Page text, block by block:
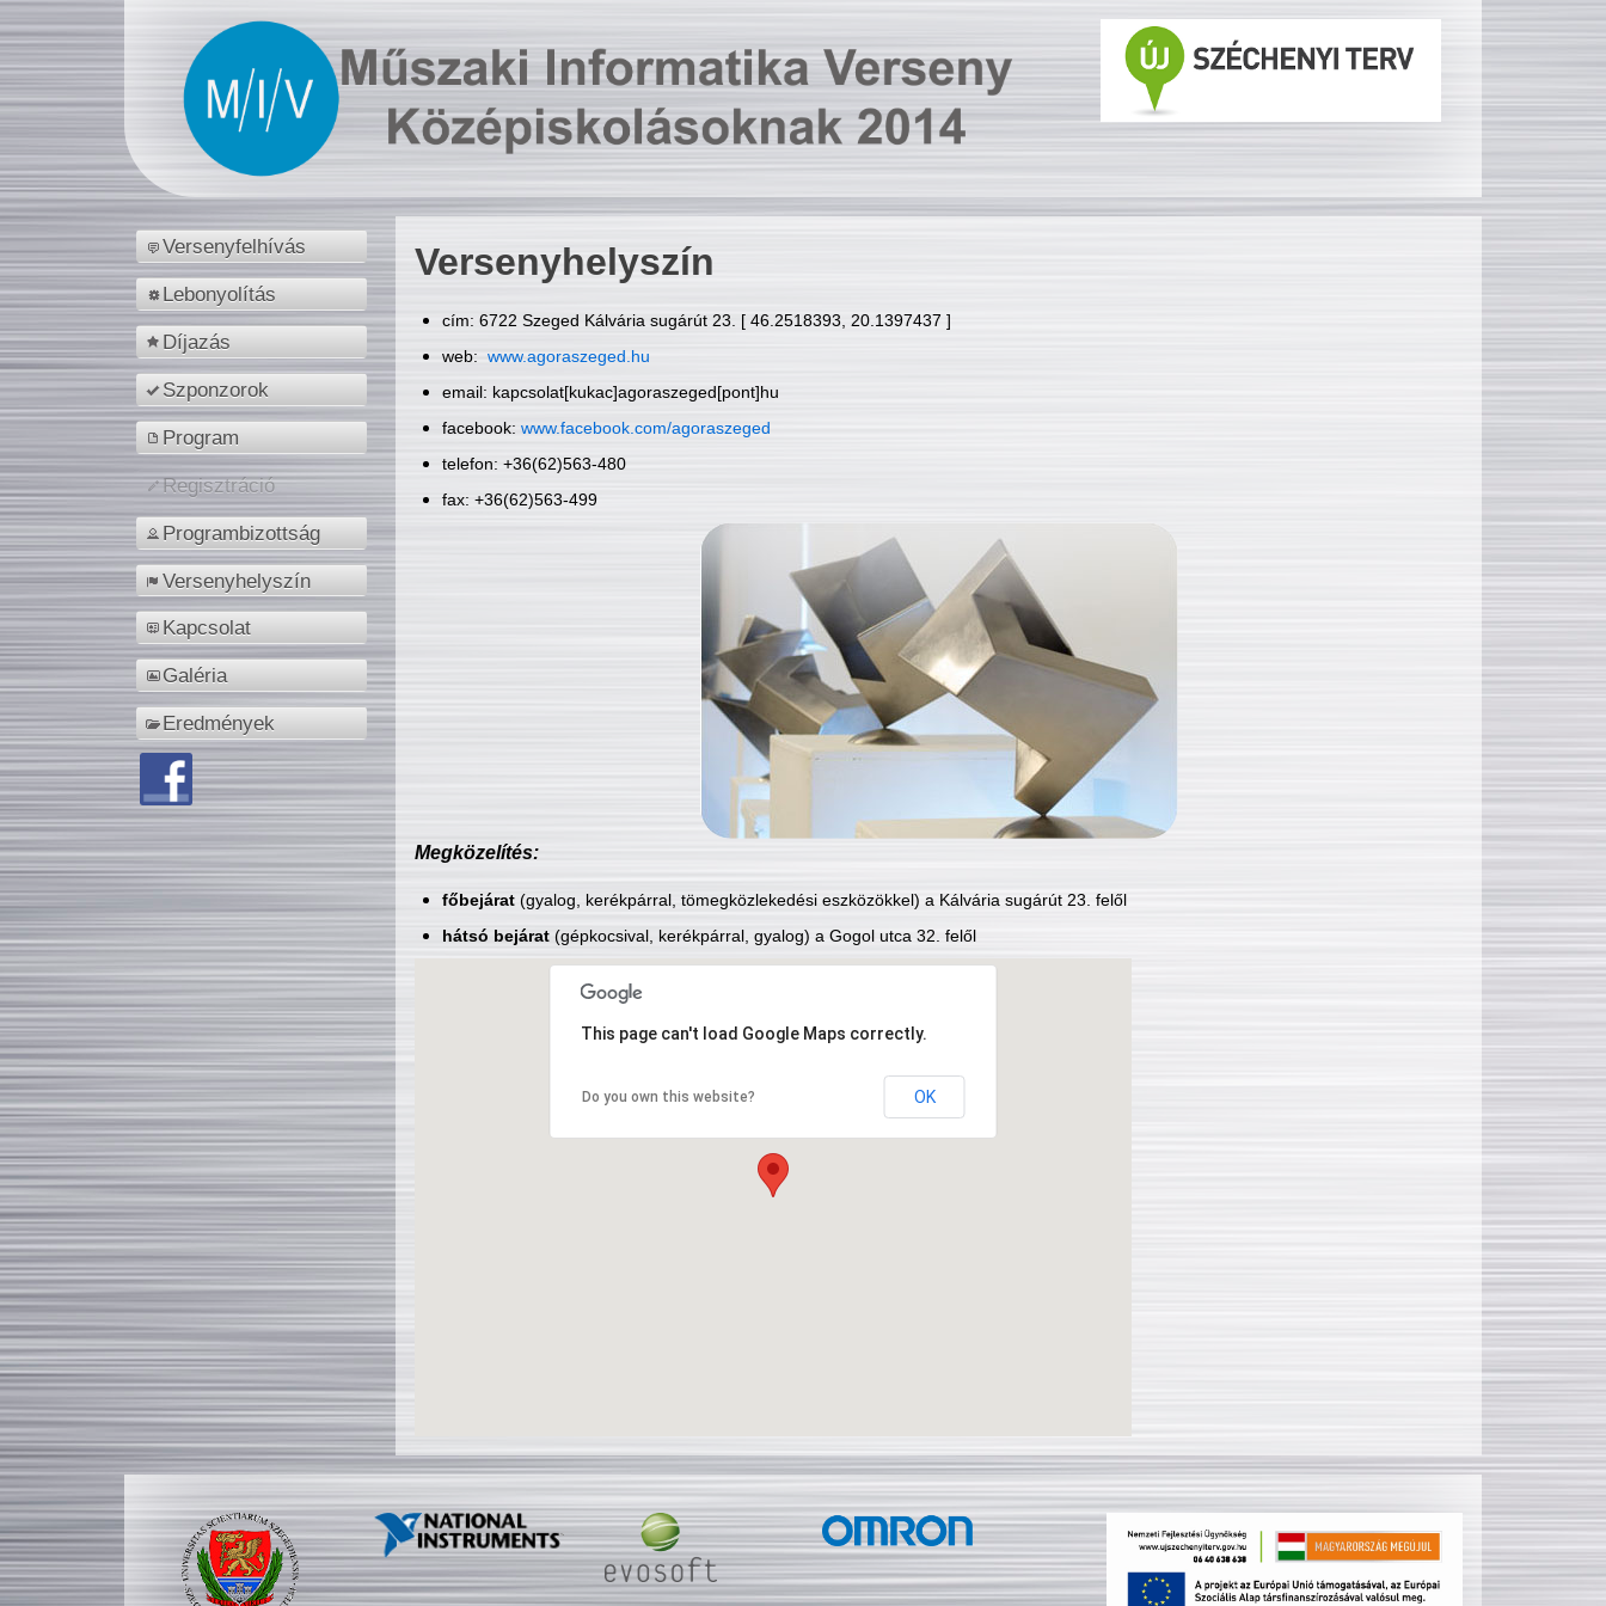
Versenyfelhívás
Lebonyolítás
Díjazás
Szponzorok
Program
Regisztráció
Programbizottság
Versenyhelyszín
Kapcsolat
Galéria
Eredmények
Versenyhelyszín
cím: 6722 Szeged Kálvária sugárút 23. [ 46.2518393, 20.1397437 ]
web: www.agoraszeged.hu
email: kapcsolat[kukac]agoraszeged[pont]hu
facebook: www.facebook.com/agoraszeged
telefon: +36(62)563-480
fax: +36(62)563-499
Megközelítés:
főbejárat(gyalog, kerékpárral, tömegközlekedési eszközökkel) a Kálvária sugárút 23. felől
hátsó bejárat(gépkocsival, kerékpárral, gyalog) a Gogol utca 32. felől
This page can't load Google Maps correctly.
Do you own this website? OK